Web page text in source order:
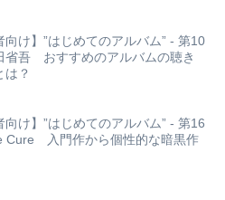
向け】”はじめてのアルバム” - 第10
省吾 おすすめのアルバムの聴き
は？
向け】”はじめてのアルバム” - 第16
Cure 入門作から個性的な暗黒作